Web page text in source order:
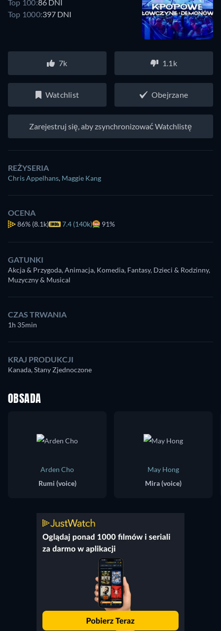
Top 100:86 DNI
Top 1000:397 DNI
7k 1.1k
Watchlist Obejrzane
Zarejestruj się, aby zsynchronizować Watchlistę
REŻYSERIA
Chris Appelhans, Maggie Kang
OCENA
86% (8.1k) 7.4 (140k) 91%
GATUNKI
Akcja & Przygoda, Animacja, Komedia, Fantasy, Dzieci & Rodzinny,
Muzyczny & Musical
CZAS TRWANIA
1h 35min
KRAJ PRODUKCJI
Kanada, Stany Zjednoczone
OBSADA
Arden Cho
Rumi (voice)
May Hong
Mira (voice)